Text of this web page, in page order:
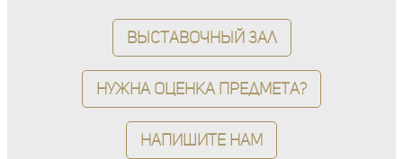
Выставочный зал
Нужна оценка предмета?
Напишите нам